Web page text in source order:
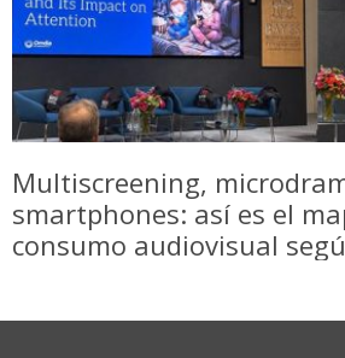
Multiscreening,
smartphones: así es el
consumo audiovisual